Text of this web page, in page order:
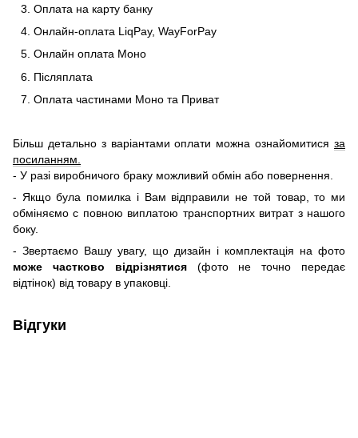
Оплата на карту банку
Онлайн-оплата LiqPay, WayForPay
Онлайн оплата Моно
Післяплата
Оплата частинами Моно та Приват
Більш детально з варіантами оплати можна ознайомитися за
посиланням.
- У разі виробничого браку можливий обмін або повернення.
- Якщо була помилка і Вам відправили не той товар, то ми
обміняємо c повною виплатою транспортних витрат з нашого
боку.
- Звертаємо Вашу увагу, що дизайн і комплектація на фото
може частково відрізнятися(фото не точно передає
відтінок) від товару в упаковці.
Відгуки